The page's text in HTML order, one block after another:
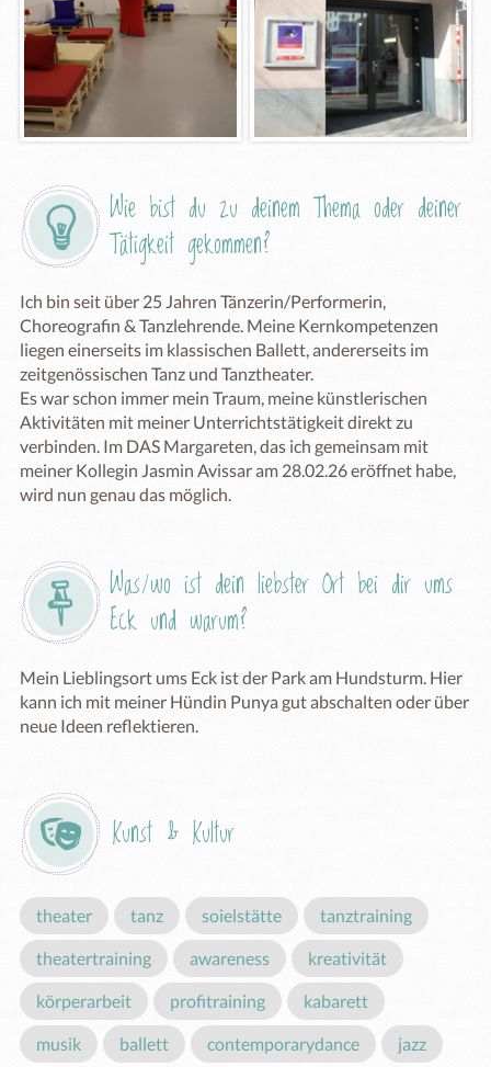
Wie bist du zu deinem Thema oder deiner
Tätigkeit gekommen?
Ich bin seit über 25 Jahren Tänzerin/Performerin,
Choreografin & Tanzlehrende. Meine Kernkompetenzen
liegen einerseits im klassischen Ballett, andererseits im
zeitgenössischen Tanz und Tanztheater.
Es war schon immer mein Traum, meine künstlerischen
Aktivitäten mit meiner Unterrichtstätigkeit direkt zu
verbinden. Im DAS Margareten, das ich gemeinsam mit
meiner Kollegin Jasmin Avissar am 28.02.26 eröffnet habe,
wird nun genau das möglich.
Was/wo ist dein liebster Ort bei dir ums
Eck und warum?
Mein Lieblingsort ums Eck ist der Park am Hundsturm. Hier
kann ich mit meiner Hündin Punya gut abschalten oder über
neue Ideen reflektieren.
Kunst & Kultur
theater tanz soielstätte tanztraining
theatertraining awareness kreativität
körperarbeit profitraining kabarett
musik ballett contemporarydance jazz